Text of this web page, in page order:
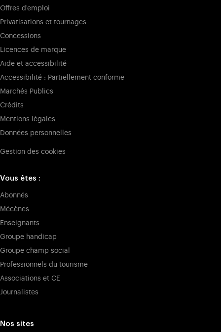
Offres d'emploi
Privatisations et tournages
Concessions
Licences de marque
Aide et accessibilité
Accessibilité : Partiellement conforme
Marchés Publics
Crédits
Mentions légales
Données personnelles
Gestion des cookies
Vous êtes :
Abonnés
Mécènes
Enseignants
Groupe handicap
Groupe champ social
Professionnels du tourisme
Associations et CE
Journalistes
Nos sites